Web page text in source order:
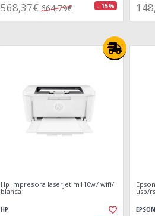
568,37€ 664,79€ - 15%
Hp impresora laserjet m110w/ wifi/
blanca
HP
usb/
EPSON